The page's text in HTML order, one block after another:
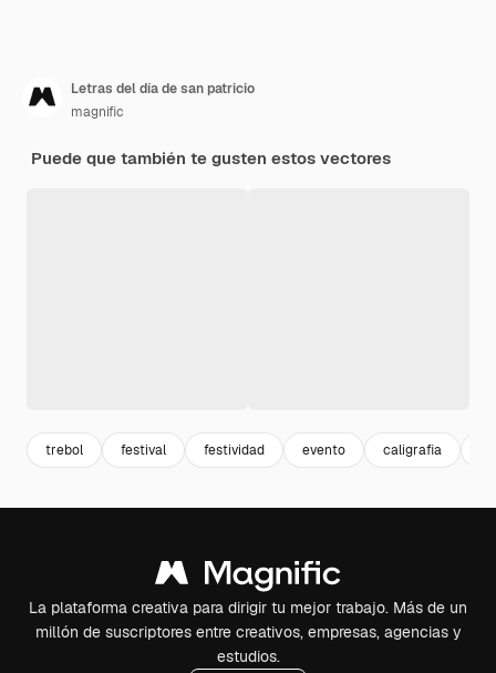
Letras del día de san patricio
magnific
Puede que también te gusten estos vectores
trebol festival festividad evento caligrafia
La plataforma creativa para dirigir tu mejor trabajo. Más de un
millón de suscriptores entre creativos, empresas, agencias y
estudios.